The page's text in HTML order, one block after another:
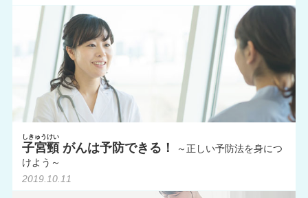
子宮頸
しきゅうけい
がんは予防できる！
けよう～
2019.10.11